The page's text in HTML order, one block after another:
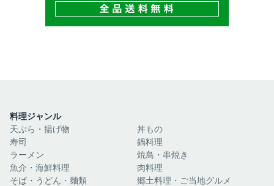
料理ジャンル
天ぷら・揚げ物
寿司
ラーメン
魚介・海鮮料理
そば・うどん・麺類
丼もの
鍋料理
焼鳥・串焼き
肉料理
郷土料理・ご当地グルメ